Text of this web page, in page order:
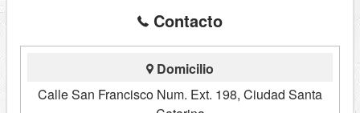
Contacto
Domicilio
Calle San Francisco Num. Ext. 198, Ciudad Santa